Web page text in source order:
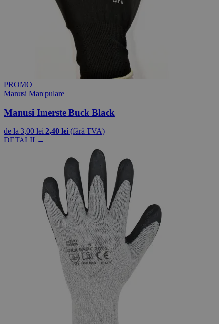
PROMO
Manusi Manipulare
Manusi Imerste Buck Black
de la 3,00 lei 2,40 lei (fără TVA)
DETALII →